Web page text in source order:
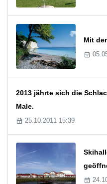
Mit
2013 jährte sich die
Male.
25.10.2011 15:39